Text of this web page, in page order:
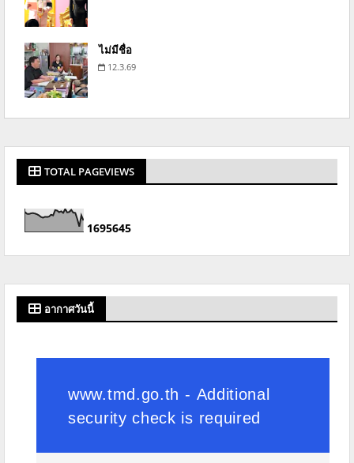
ไม่มีชื่อ
12.3.69
TOTAL PAGEVIEWS
1695645
อากาศวันนี้